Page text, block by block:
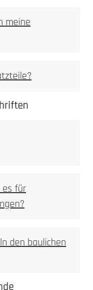
Typ 1 [PDF
meine
es für
den baulichen